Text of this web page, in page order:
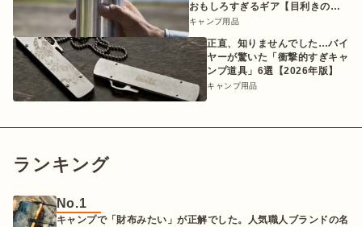
おもしろすぎるギア【目利きのキ
ャンプギア】
キャンプ用品
正直、知りませんでした…バイ
ヤーが驚いた「衝撃的すぎキャ
ンプ道具」6選【2026年版】
キャンプ用品
ランキング
No.1
キャンプで「財布みたい」が正解でした。人気職人ブランドの名